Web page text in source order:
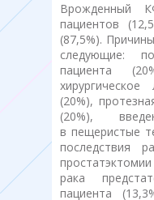
Врожденный
пациентов
(87,5%).
следующие:
пациента
(20%),
(20%),
в пещеристые
последствия
рака
пациента